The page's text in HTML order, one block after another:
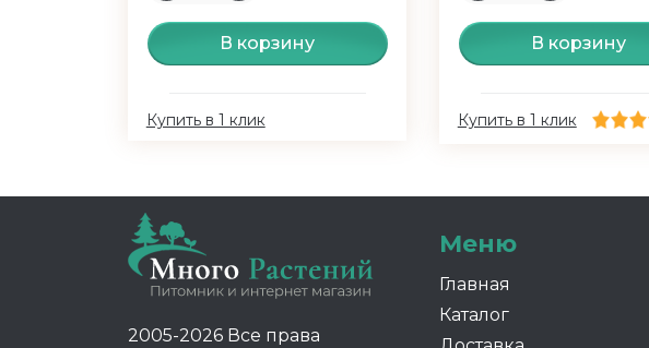
В корзину
Купить в 1 клик
В корзину
Купить в 1 клик
2005-2026 Все права
Меню
Главная
Каталог